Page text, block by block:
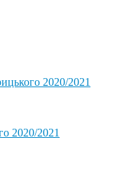
2020/2021
2020/2021